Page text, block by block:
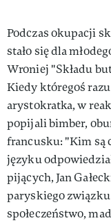
Podczas okupacji
stało się dla
Wroniej "Składu
Kiedy któregoś razu
arystokratka, w
popijali bimber,
francusku: "Kim są
języku
pijących, Jan
paryskiego związku
społeczeństwo,